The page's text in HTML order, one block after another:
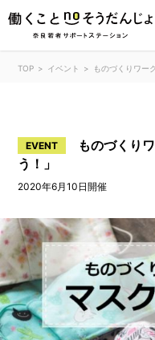
TOP イベント ものづくりワー
EVENT
ものづくり
う！」
2020年6月10日開催